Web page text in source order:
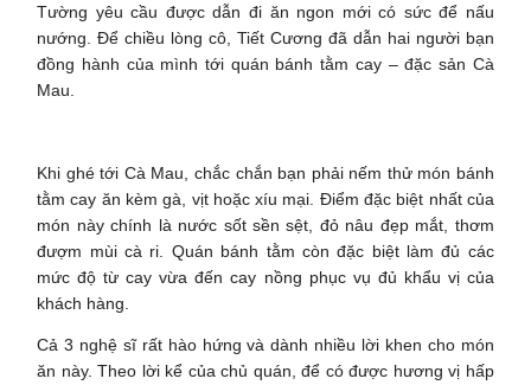
Tường yêu cầu được dẫn đi ăn ngon mới có sức để nấu
nướng. Để chiều lòng cô, Tiết Cương đã dẫn hai người bạn
đồng hành của mình tới quán bánh tằm cay – đặc sản Cà
Mau.
Khi ghé tới Cà Mau, chắc chắn bạn phải nếm thử món bánh
tằm cay ăn kèm gà, vịt hoặc xíu mại. Điểm đặc biệt nhất của
món này chính là nước sốt sền sệt, đỏ nâu đẹp mắt, thơm
đượm mùi cà ri. Quán bánh tằm còn đặc biệt làm đủ các
mức độ từ cay vừa đến cay nồng phục vụ đủ khẩu vị của
khách hàng.
Cả 3 nghệ sĩ rất hào hứng và dành nhiều lời khen cho món
ăn này. Theo lời kể của chủ quán, để có được hương vị hấp